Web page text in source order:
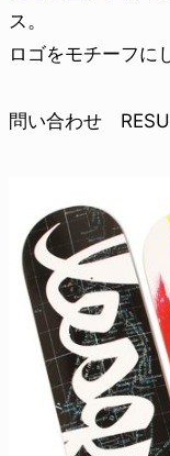
ス。
ロゴをモチーフに
問い合わせ